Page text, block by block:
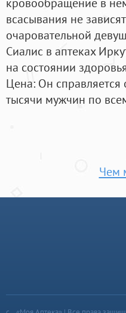
всасывания не
очаровательной
Сиалис в аптеках
на состоянии
Цена: Он
тысячи мужчин по
Чем